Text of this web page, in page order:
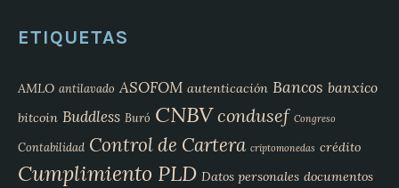
ETIQUETAS
AMLO antilavado ASOFOM autenticación Bancos banxico
bitcoin Buddless Buró CNBVcondusef Congreso
Contabilidad Control de Cartera criptomonedas crédito
Cumplimiento PLD Datos personales documentos